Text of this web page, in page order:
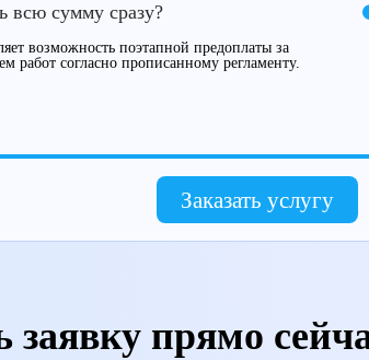
всю сумму сразу?
возможность поэтапной предоплаты за
работ согласно прописанному регламенту.
Заказать услугу
заявку прямо